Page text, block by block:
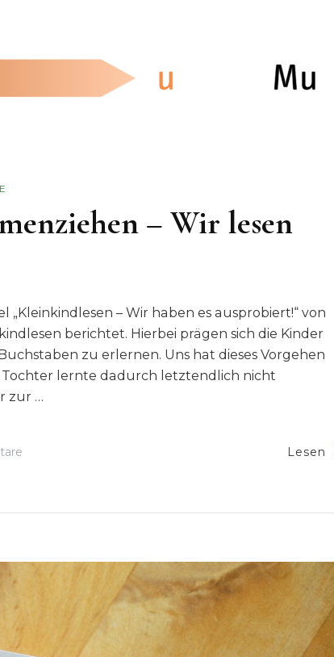
– Wir lesen
„Kleinkindlesen – Wir haben es ausprobiert!“ von
berichtet. Hierbei prägen sich die Kinder
zu erlernen. Uns hat dieses Vorgehen
Tochter lernte dadurch letztendlich nicht
zur …
Lesen
Lesen